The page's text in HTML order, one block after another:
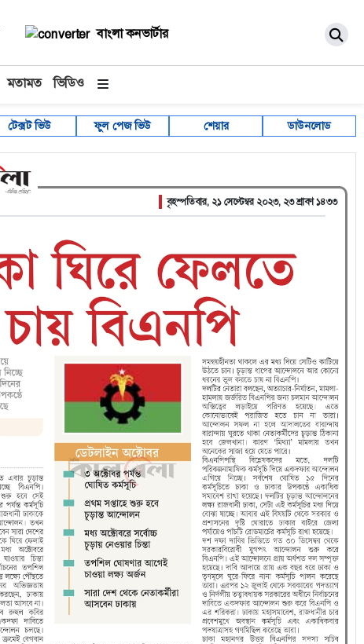
বাংলা কনভার্টার
মতামত ভিডিও
টেক্সট ভিউ ফুল পেজ ভিউ শেয়ার ডাউনলোড
বৃহস্পতিবার, ২১ সেপ্টেম্বর ২০২৩, ২৩ শ্রাবণ ১৪৩৩